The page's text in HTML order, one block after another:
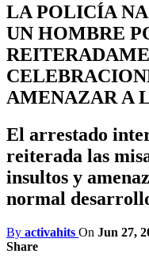
LA POLICÍA
UN HOMBRE
AMENAZAR A
El arrestado
reiterada las
insultos y
normal
By activahits On Jun 27,
Share